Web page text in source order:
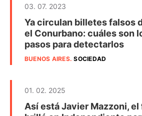
03. 07. 2023
Ya circulan billetes falsos
el Conurbano: cuáles son
pasos para detectarlos
BUENOS AIRES.SOCIEDAD
01. 02. 2025
Así está Javier Mazzoni,